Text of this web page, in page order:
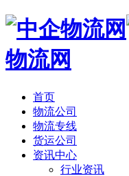
物流网
首页
物流公司
物流专线
货运公司
资讯中心
行业资讯